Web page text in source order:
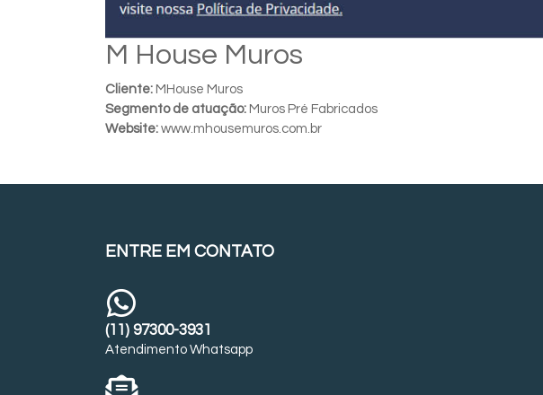
M House Muros
Cliente: MHouse Muros
Segmento de atuação: Muros Pré Fabricados
Website: www.mhousemuros.com.br
ENTRE EM CONTATO
(11) 97300-3931
Atendimento Whatsapp